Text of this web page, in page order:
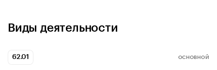
Виды деятельности
62.01 ОСНОВНОЙ